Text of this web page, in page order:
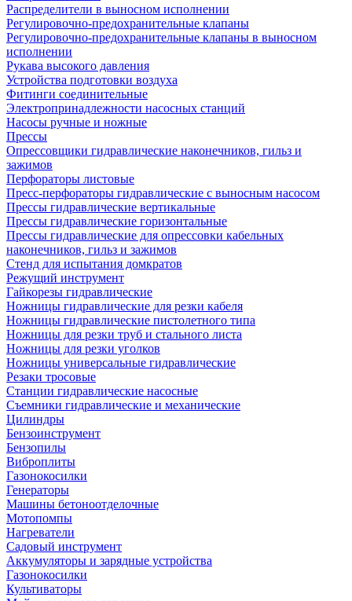
Распределители в выносном исполнении
Регулировочно-предохранительные клапаны
Регулировочно-предохранительные клапаны в выносном
исполнении
Рукава высокого давления
Устройства подготовки воздуха
Фитинги соединительные
Электропринадлежности насосных станций
Насосы ручные и ножные
Прессы
Опрессовщики гидравлические наконечников, гильз и
зажимов
Перфораторы листовые
Пресс-перфораторы гидравлические с выносным насосом
Прессы гидравлические вертикальные
Прессы гидравлические горизонтальные
Прессы гидравлические для опрессовки кабельных
наконечников, гильз и зажимов
Стенд для испытания домкратов
Режущий инструмент
Гайкорезы гидравлические
Ножницы гидравлические для резки кабеля
Ножницы гидравлические пистолетного типа
Ножницы для резки труб и стального листа
Ножницы для резки уголков
Ножницы универсальные гидравлические
Резаки тросовые
Станции гидравлические насосные
Съемники гидравлические и механические
Цилиндры
Бензоинструмент
Бензопилы
Виброплиты
Газонокосилки
Генераторы
Машины бетоноотделочные
Мотопомпы
Нагреватели
Садовый инструмент
Аккумуляторы и зарядные устройства
Газонокосилки
Культиваторы